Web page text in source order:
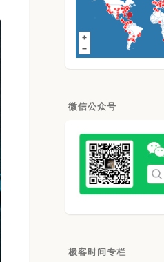
微信公众号
极客时间专栏